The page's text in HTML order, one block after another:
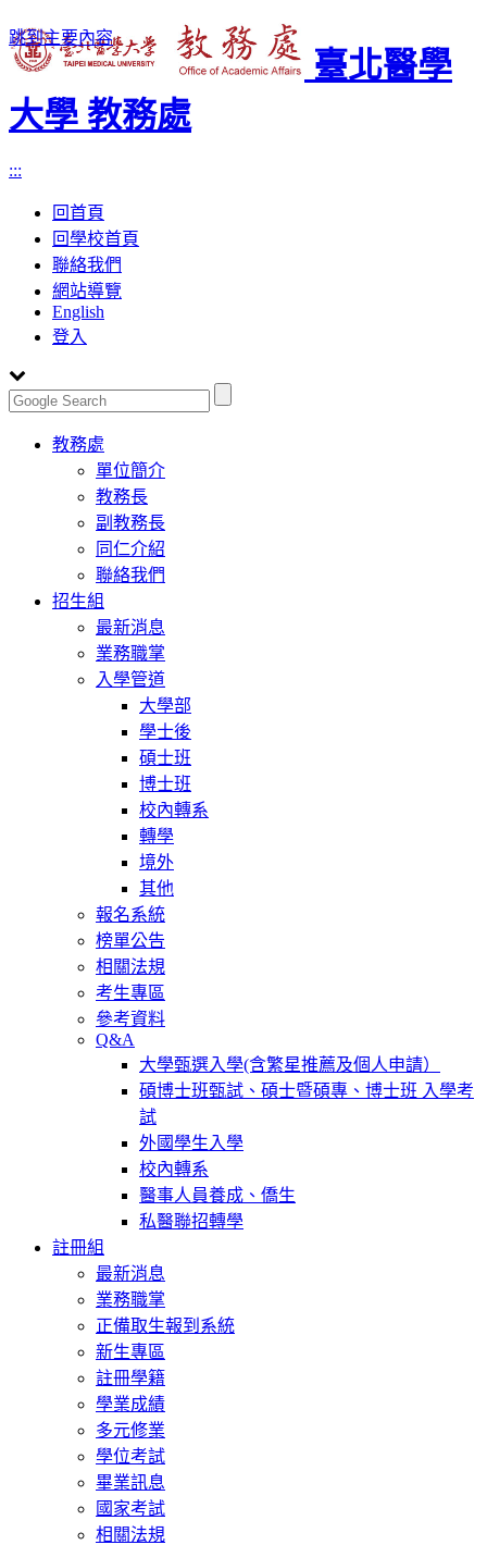
跳到主要內容
臺北醫學
大學 教務處
:::
回首頁
回學校首頁
聯絡我們
網站導覽
English
登入
Toggle
navigation
教務處
單位簡介
教務長
副教務長
同仁介紹
聯絡我們
招生組
最新消息
業務職掌
入學管道
大學部
學士後
碩士班
博士班
校內轉系
轉學
境外
其他
報名系統
榜單公告
相關法規
考生專區
參考資料
Q&A
大學甄選入學(含繁星推薦及個人申請）
碩博士班甄試、碩士暨碩專、博士班 入學考
試
外國學生入學
校內轉系
醫事人員養成、僑生
私醫聯招轉學
註冊組
最新消息
業務職掌
正備取生報到系統
新生專區
註冊學籍
學業成績
多元修業
學位考試
畢業訊息
國家考試
相關法規